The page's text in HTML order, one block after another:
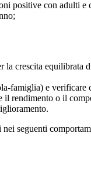
positive con adulti e
la crescita equilibrata
famiglia) e
il rendimento o il
seguenti